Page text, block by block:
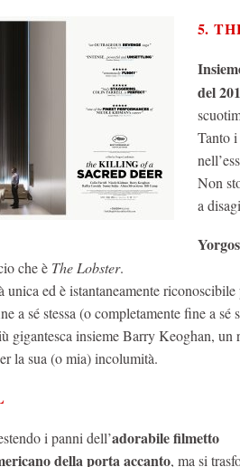
5.
del
Tanto
Non
a
che è The Lobster.
unica ed è istantaneamente
a sé stessa (o completamente fine a
gigantesca insieme Barry Keoghan,
la sua (o mia) incolumità.
i panni dell’adorabile filmetto
della porta accanto, ma si